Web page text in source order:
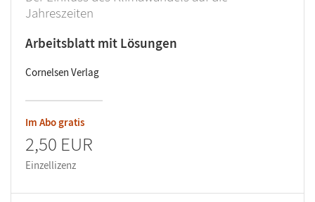
Jahreszeiten
Arbeitsblatt mit Lösungen
Cornelsen Verlag
Im Abo gratis
2,50 EUR
Einzellizenz